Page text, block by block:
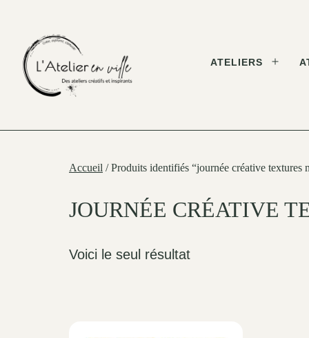
content
en
ATELIERS
Accueil / Produits identifiés “journée créative textures
JOURNÉE CRÉATIVE
Voici le seul résultat